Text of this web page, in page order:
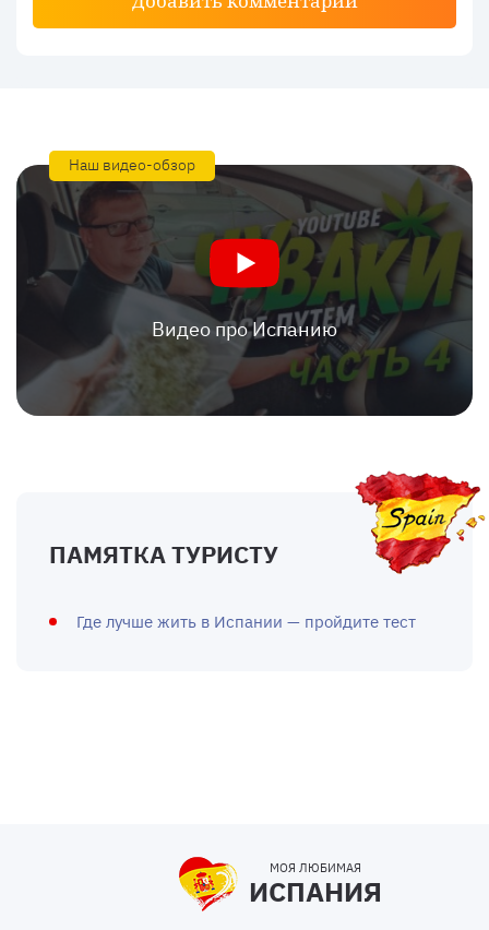
Наш видео-обзор
Видео про Испанию
ПАМЯТКА ТУРИСТУ
Где лучше жить в Испании — пройдите тест
МОЯ ЛЮБИМАЯ
ИСПАНИЯ